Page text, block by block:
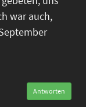
war auch,
Antworten